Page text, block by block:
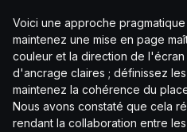
Voici une approche
maintenez une mise en page
couleur et la direction de l'écran
d'ancrage claires ; définissez
maintenez la cohérence du
Nous avons constaté que cela
rendant la collaboration entre